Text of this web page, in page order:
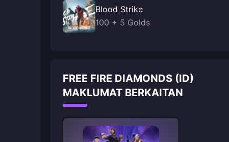
Blood Strike
100 + 5 Golds
FREE FIRE DIAMONDS (ID)
MAKLUMAT BERKAITAN